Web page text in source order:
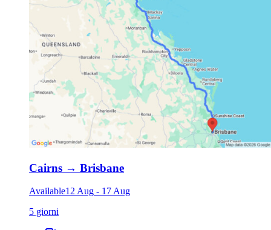
Cairns → Brisbane
Available12 Aug - 17 Aug
5 giorni